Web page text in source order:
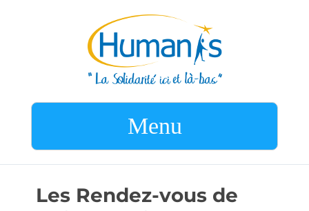
Menu
Les Rendez-vous de